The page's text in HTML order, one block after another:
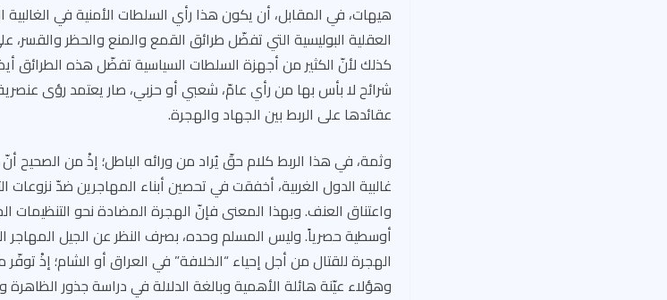
هيهات، في المقابل، أن يكون هذا رأي السلطات الأمنية في
العقلية البوليسية التي تفضّل طرائق القمع والمنع والحظر
كذلك لأنّ الكثير من أجهزة السلطات السياسية تفضّل هذه الطرائق
شرائح لا بأس بها من رأي عامّ، شعبي أو حزبي، صار يعتمد رؤى عنصرية
عقائدها على الربط بين الجهاد والهجرة.
وثمة، في هذا الربط كلام حقّ يُراد من ورائه الباطل؛ إذْ من الصحيح
غالبية الدول الغربية، أخفقت في تحصين أبناء المهاجرين ضدّ
واعتناق العنف. وبهذا المعنى فإنّ الهجرة المضادة نحو التنظيمات
أوسطية حصرياً. وليس المسلم وحده، بصرف النظر عن الجيل المهاجر
الهجرة للقتال من أجل إحياء “الخلافة” في العراق أو الشام؛ إذْ
وهؤلاء عيّنة هائلة الأهمية وبالغة الدلالة في دراسة جذور